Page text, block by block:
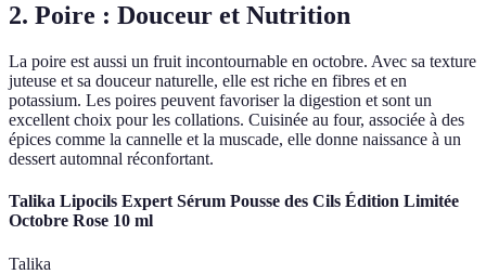
2. Poire : Douceur et Nutrition
La poire est aussi un fruit incontournable en octobre. Avec sa texture
juteuse et sa douceur naturelle, elle est riche en fibres et en
potassium. Les poires peuvent favoriser la digestion et sont un
excellent choix pour les collations. Cuisinée au four, associée à des
épices comme la cannelle et la muscade, elle donne naissance à un
dessert automnal réconfortant.
Talika Lipocils Expert Sérum Pousse des Cils Édition Limitée
Octobre Rose 10 ml
Talika